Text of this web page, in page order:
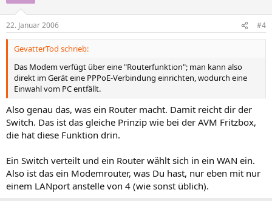
22. Januar 2006 #4
GevatterTod schrieb:
Das Modem verfügt über eine "Routerfunktion"; man kann also
direkt im Gerät eine PPPoE-Verbindung einrichten, wodurch eine
Einwahl vom PC entfällt.
Also genau das, was ein Router macht. Damit reicht dir der
Switch. Das ist das gleiche Prinzip wie bei der AVM Fritzbox,
die hat diese Funktion drin.
Ein Switch verteilt und ein Router wählt sich in ein WAN ein.
Also ist das ein Modemrouter, was Du hast, nur eben mit nur
einem LANport anstelle von 4 (wie sonst üblich).